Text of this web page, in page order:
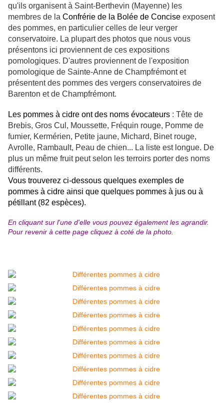
qu'ils organisent à Saint-Berthevin (Mayenne) les
membres de la Confrérie de la Bolée de Concise exposent
des pommes, en particulier celles de leur verger
conservatoire. La plupart des photos que nous vous
présentons ici proviennent de ces expositions
pomologiques. D'autres proviennent de l'exposition
pomologique de Sainte-Anne de Champfrémont et
présentent des pommes des vergers conservatoires de
Barenton et de Champfrémont.
Les pommes à cidre ont des noms évocateurs : Tête de
Brebis, Gros Cul, Moussette, Fréquin rouge, Pomme de
fumier, Kermérien, Petite jaune, Michard, Binet rouge,
Avrolle, Rambault, Peau de chien... La liste est longue. De
plus un même fruit peut selon les terroirs porter des noms
différents.
Vous trouverez ci-dessous quelques exemples de
pommes à cidre ainsi que quelques pommes à jus ou à
pétillant (82 espèces).
En cliquant sur l'une d'elle vous pouvez également les agrandir.
Pour revenir à cette page cliquez à coté de la photo